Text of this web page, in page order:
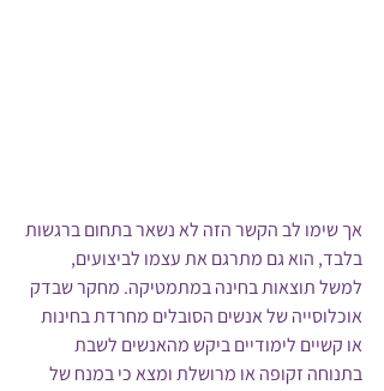
אך שימו לב הקשר הזה לא נשאר בתחום ברגשות
בלבד, הוא גם מתרגם את עצמו לביצועים,
למשל תוצאות בחינה במתמטיקה. מחקר שבדק
אוכלוסייה של אנשים הסובלים מחרדת בחינות
או קשיים לימודיים ביקש מהאנשים לשבת
בתנוחה זקופה או מרושלת ומצא כי במנח של